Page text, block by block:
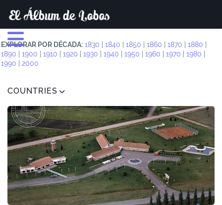
EXPLORAR POR DÉCADA: 1830 1840 1850 1860 1870 1880
1890
1900 1910 1920 1930 1940 1950 1960 1970 1980
1990
2000
COUNTRIES